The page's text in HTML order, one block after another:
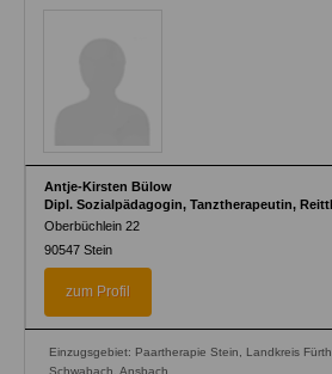
Antje-Kirsten Bülow
Dipl. Sozialpädagogin, Tanztherapeutin,
Oberbüchlein 22
90547 Stein
zum Profil
Einzugsgebiet: Paartherapie Stein, Landkreis
Schwabach, Ansbach